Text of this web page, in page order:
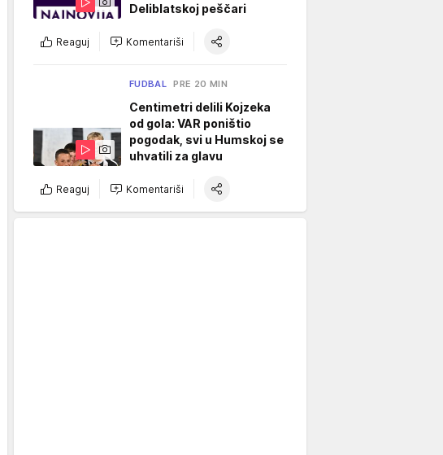
Deliblatskoj peščari
Reaguj Komentariši
FUDBAL PRE 20 MIN
Centimetri delili Kojzeka
od gola: VAR poništio
pogodak, svi u Humskoj se
uhvatili za glavu
Reaguj Komentariši